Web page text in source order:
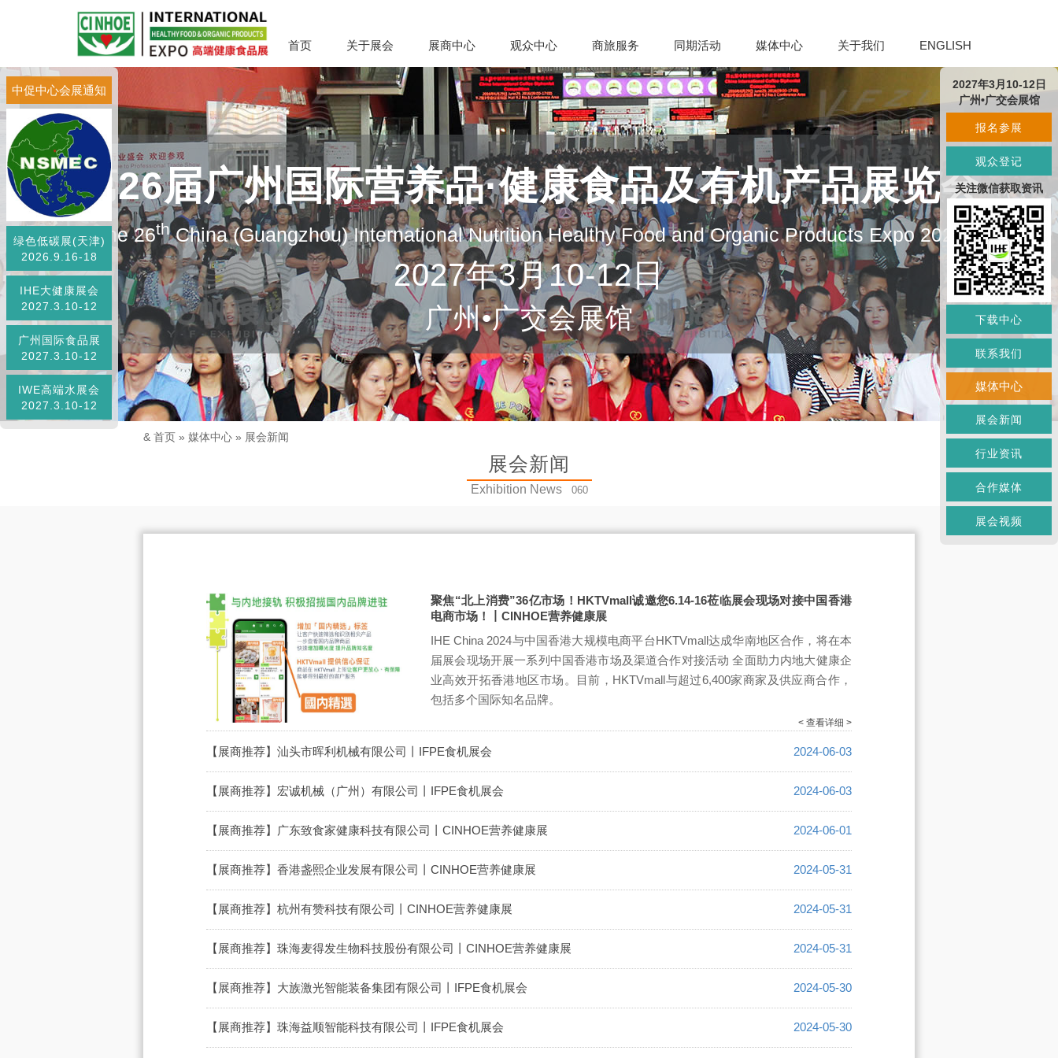
首页 关于展会 展商中心 观众中心 商旅服务 同期活动 媒体中心 关于我们 ENGLISH
第26届广州国际营养品·健康食品及有机产品展览会
The 26thChina (Guangzhou) International Nutrition Healthy Food and Organic Products Expo 2027
2027年3月10-12日
广州•广交会展馆
中促中心会展通知
绿色低碳展(天津)
2026.9.16-18
IHE大健康展会
2027.3.10-12
广州国际食品展
2027.3.10-12
IWE高端水展会
2027.3.10-12
& 首页 » 媒体中心 » 展会新闻
展会新闻
Exhibition News 060
聚焦“北上消费”36亿市场！HKTVmall诚邀您6.14-16莅临展会现场对接中国香港
电商市场！丨CINHOE营养健康展
IHE China 2024与中国香港大规模电商平台HKTVmall达成华南地区合作，将在本
届展会现场开展一系列中国香港市场及渠道合作对接活动 全面助力内地大健康企
业高效开拓香港地区市场。目前，HKTVmall与超过6,400家商家及供应商合作，
包括多个国际知名品牌。
< 查看详细 >
【展商推荐】汕头市晖利机械有限公司丨IFPE食机展会 2024-06-03
【展商推荐】宏诚机械（广州）有限公司丨IFPE食机展会 2024-06-03
【展商推荐】广东致食家健康科技有限公司丨CINHOE营养健康展 2024-06-01
【展商推荐】香港盏熙企业发展有限公司丨CINHOE营养健康展 2024-05-31
【展商推荐】杭州有赞科技有限公司丨CINHOE营养健康展 2024-05-31
【展商推荐】珠海麦得发生物科技股份有限公司丨CINHOE营养健康展 2024-05-31
【展商推荐】大族激光智能装备集团有限公司丨IFPE食机展会 2024-05-30
【展商推荐】珠海益顺智能科技有限公司丨IFPE食机展会 2024-05-30
2027年3月10-12日
广州•广交会展馆
报名参展
观众登记
关注微信获取资讯
下载中心
联系我们
媒体中心
展会新闻
行业资讯
合作媒体
展会视频